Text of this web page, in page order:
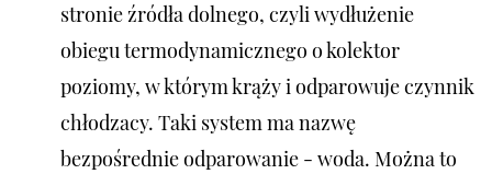
stronie źródła dolnego, czyli wydłużenie
obiegu termodynamicznego o kolektor
poziomy, w którym krąży i odparowuje czynnik
chłodzacy. Taki system ma nazwę
bezpośrednie odparowanie - woda. Można to